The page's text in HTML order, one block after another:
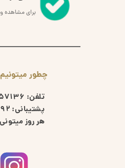
چطور
تلفن: 021
پشتیبانی:
هر روز
برای مشاهده